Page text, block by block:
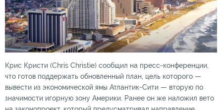
Крис Кристи (Chris Christie) сообщил на пресс-конференции,
что готов поддержать обновленный план, цель которого —
вывести из экономической ямы Атлантик-Сити — вторую по
значимости игорную зону Америки. Ранее он же наложил вето